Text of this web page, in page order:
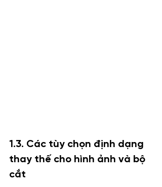
1.3. Các tùy chọn định dạng
thay thế cho hình ảnh và bộ
cắt